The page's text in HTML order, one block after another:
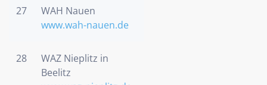
27
WAH Nauen
www.wah-nauen.de
28
WAZ Nieplitz in
Beelitz